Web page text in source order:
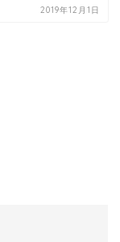
2019年12月1日